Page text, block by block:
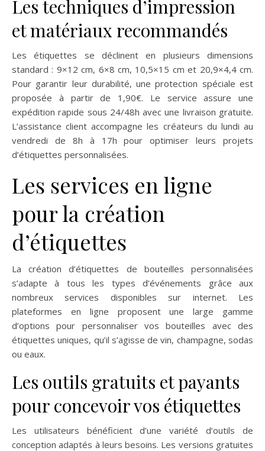
Les techniques d’impression
et matériaux recommandés
Les étiquettes se déclinent en plusieurs dimensions
standard : 9×12 cm, 6×8 cm, 10,5×15 cm et 20,9×4,4 cm.
Pour garantir leur durabilité, une protection spéciale est
proposée à partir de 1,90€. Le service assure une
expédition rapide sous 24/48h avec une livraison gratuite.
L’assistance client accompagne les créateurs du lundi au
vendredi de 8h à 17h pour optimiser leurs projets
d’étiquettes personnalisées.
Les services en ligne
pour la création
d’étiquettes
La création d’étiquettes de bouteilles personnalisées
s’adapte à tous les types d’événements grâce aux
nombreux services disponibles sur internet. Les
plateformes en ligne proposent une large gamme
d’options pour personnaliser vos bouteilles avec des
étiquettes uniques, qu’il s’agisse de vin, champagne, sodas
ou eaux.
Les outils gratuits et payants
pour concevoir vos étiquettes
Les utilisateurs bénéficient d’une variété d’outils de
conception adaptés à leurs besoins. Les versions gratuites